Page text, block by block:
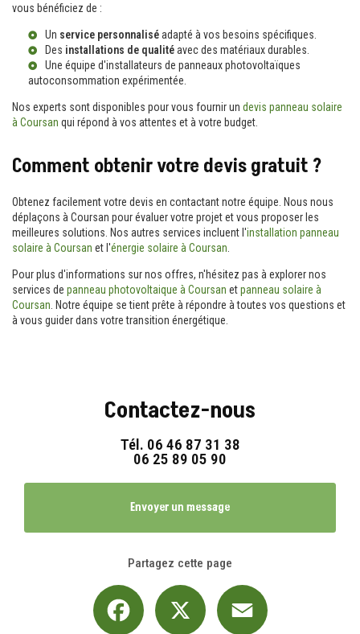
vous bénéficiez de :
Un service personnaliséadapté à vos besoins spécifiques.
Des installations de qualitéavec des matériaux durables.
Une équipe d'installateurs de panneaux photovoltaïques
autoconsommation expérimentée.
Nos experts sont disponibles pour vous fournir un devis panneau solaire
à Coursan qui répond à vos attentes et à votre budget.
Comment obtenir votre devis gratuit ?
Obtenez facilement votre devis en contactant notre équipe. Nous nous
déplaçons à Coursan pour évaluer votre projet et vous proposer les
meilleures solutions. Nos autres services incluent l'installation panneau
solaire à Coursan et l'énergie solaire à Coursan
Pour plus d'informations sur nos offres, n'hésitez pas à explorer nos
services de panneau photovoltaique à Coursan etpanneau solaire à
Coursan . Notre équipe se tient prête à répondre à toutes vos questions et
à vous guider dans votre transition énergétique.
Contactez-nous
Tél. 06 46 87 31 38
06 25 89 05 90
Envoyer un message
Partagez cette page
Facebook